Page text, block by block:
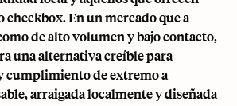
checkbox. En un mercado que a
de alto volumen y bajo contacto,
una alternativa creíble para
cumplimiento de extremo a
arraigada localmente y diseñada